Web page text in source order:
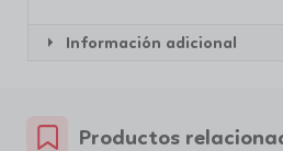
Información adicional
Productos